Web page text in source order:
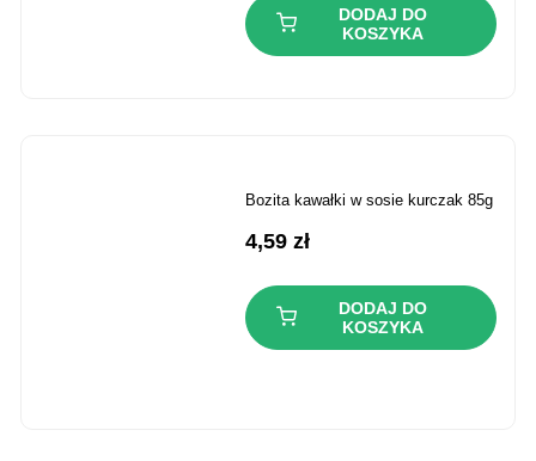
DODAJ DO
KOSZYKA
bozita kawałki w sosie kurczak 85g
4,59zł
DODAJ DO
KOSZYKA